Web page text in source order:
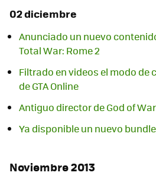
02 diciembre
Anunciado un nuevo
Total War: Rome 2
Filtrado en videos el modo de
de GTA Online
Antiguo director de God of
Ya disponible un nuevo
Noviembre 2013